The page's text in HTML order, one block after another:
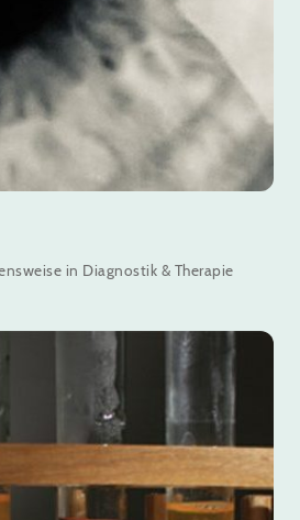
in Diagnostik & Therapie